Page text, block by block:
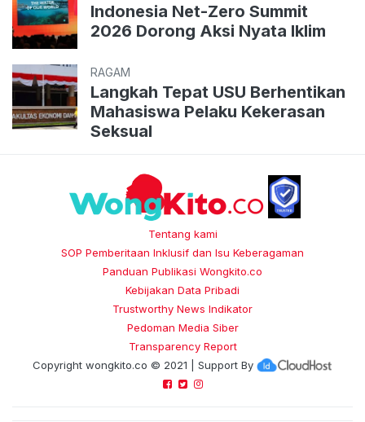
Indonesia Net-Zero Summit
2026 Dorong Aksi Nyata Iklim
RAGAM
Langkah Tepat USU Berhentikan
Mahasiswa Pelaku Kekerasan
Seksual
Tentang kami
SOP Pemberitaan Inklusif dan Isu Keberagaman
Panduan Publikasi Wongkito.co
Kebijakan Data Pribadi
Trustworthy News Indikator
Pedoman Media Siber
Transparency Report
Copyright wongkito.co © 2021 | Support By